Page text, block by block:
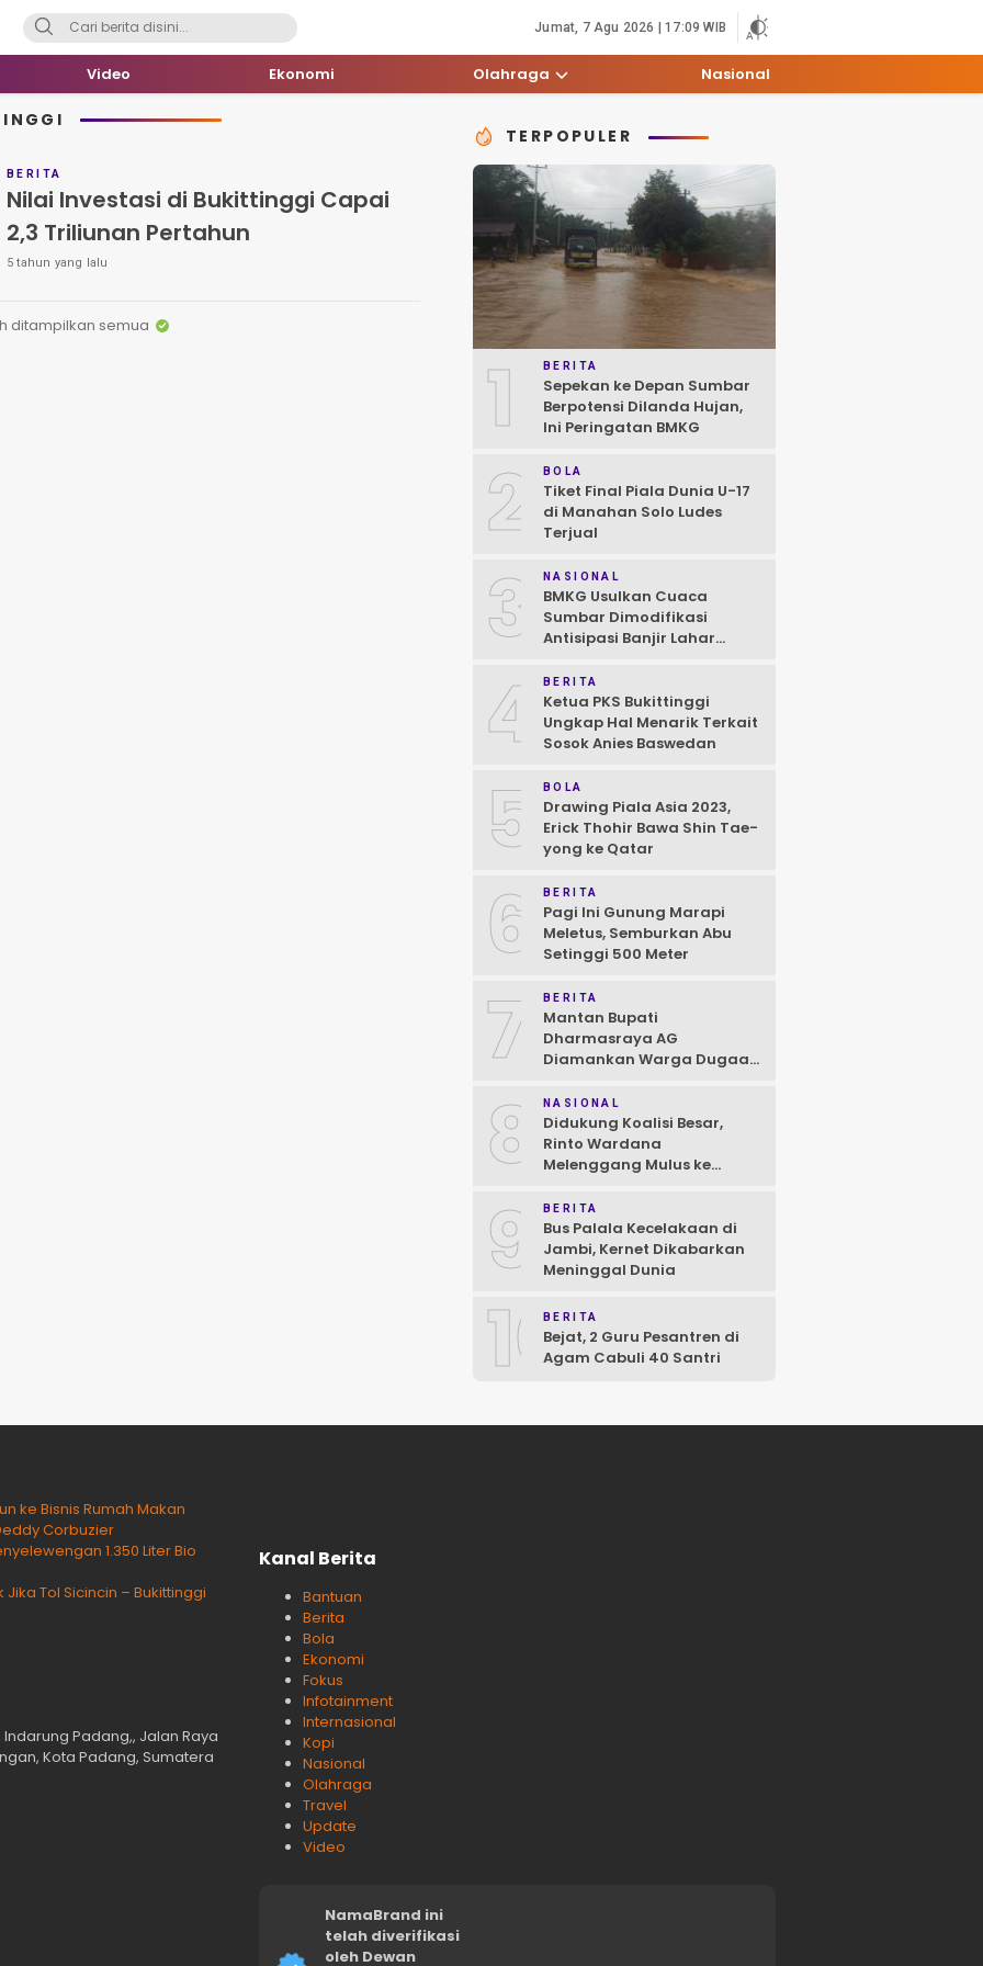
Jumat, 7 Agu 2026 | 17:09 WIB
Video Ekonomi Olahraga Nasional
BERITA
Nilai Investasi di Bukittinggi Capai
2,3 Triliunan Pertahun
5 tahun yang lalu
ditampilkan semua
TERPOPULER
1 BERITA
Sepekan ke Depan Sumbar
Berpotensi Dilanda Hujan,
Ini Peringatan BMKG
2 BOLA
Tiket Final Piala Dunia U-17
di Manahan Solo Ludes
Terjual
3 NASIONAL
BMKG Usulkan Cuaca
Sumbar Dimodifikasi
Antisipasi Banjir Lahar
4 BERITA
Ketua PKS Bukittinggi
Ungkap Hal Menarik Terkait
Sosok Anies Baswedan
5 BOLA
Drawing Piala Asia 2023,
Erick Thohir Bawa Shin Tae-
yong ke Qatar
6 BERITA
Pagi Ini Gunung Marapi
Meletus, Semburkan Abu
Setinggi 500 Meter
7 BERITA
Mantan Bupati
Dharmasraya AG
Diamankan Warga Dugaan
8 NASIONAL
Didukung Koalisi Besar,
Rinto Wardana
Melenggang Mulus ke
Mentawai
9 BERITA
Bus Palala Kecelakaan di
Jambi, Kernet Dikabarkan
Meninggal Dunia
10BERITA
Bejat, 2 Guru Pesantren di
Agam Cabuli 40 Santri
ke Bisnis Rumah Makan
Corbuzier
1.350 Liter Bio
Tol Sicincin – Bukittinggi
Indarung Padang,, Jalan Raya
Kota Padang, Sumatera
Kanal Berita
Bantuan
Berita
Bola
Ekonomi
Fokus
Infotainment
Internasional
Kopi
Nasional
Olahraga
Travel
Update
Video
NamaBrand ini
telah diverifikasi
oleh Dewan